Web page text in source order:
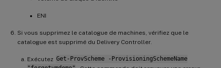
ENI
Si vous supprimez le catalogue de machines, vérifiez que le
catalogue est supprimé du Delivery Controller.
Exécutez Get-ProvScheme -ProvisioningSchemeName